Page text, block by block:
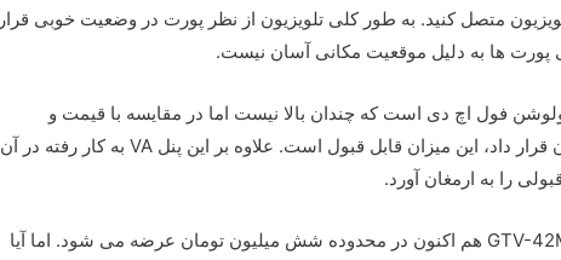
متصل کنید. به طور کلی تلویزیون از نظر پورت در وضعیت خوبی قرار
پورت ها به دلیل موقعیت مکانی آسان نیست.
فول اچ دی است که چندان بالا نیست اما در مقایسه با قیمت و
محدوده ای که می توان در آن قرار داد، این میزان قابل قبول است. علاوه بر این پنل VA به کار رفته در آن
را به ارمغان آورد.
تلویزیون جی پلاس GTV-42MH412N هم اکنون در محدوده شش میلیون تومان عرضه می شود. اما آیا